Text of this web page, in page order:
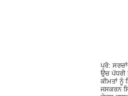
ਪ੍ਰੋ:
ਉਚ ਪੱਧਰੀ
ਕੀਮਤਾਂ ਨੂੰ
ਜਸਕਰਨ